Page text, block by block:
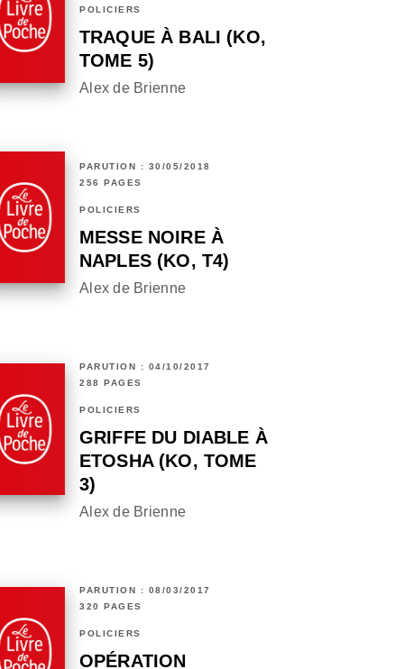
POLICIERS
TRAQUE À BALI (KO,
TOME 5)
Alex de Brienne
PARUTION : 30/05/2018
256 PAGES
POLICIERS
MESSE NOIRE À
NAPLES (KO, T4)
Alex de Brienne
PARUTION : 04/10/2017
288 PAGES
POLICIERS
GRIFFE DU DIABLE À
ETOSHA (KO, TOME
3)
Alex de Brienne
PARUTION : 08/03/2017
320 PAGES
POLICIERS
OPÉRATION